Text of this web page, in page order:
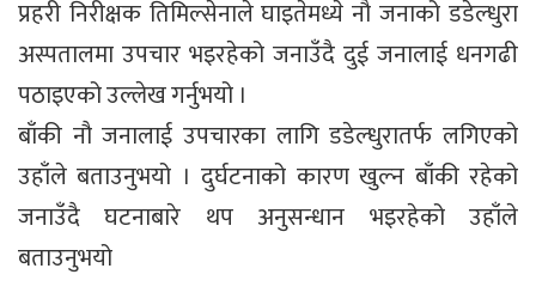
प्रहरी निरीक्षक तिमिल्सेनाले घाइतेमध्ये नौ जनाको डडेल्धुरा
अस्पतालमा उपचार भइरहेको जनाउँदै दुई जनालाई धनगढी
पठाइएको उल्लेख गर्नुभयो ।
बाँकी नौ जनालाई उपचारका लागि डडेल्धुरातर्फ लगिएको
उहाँले बताउनुभयो । दुर्घटनाको कारण खुल्न बाँकी रहेको
जनाउँदै घटनाबारे थप अनुसन्धान भइरहेको उहाँले
बताउनुभयो